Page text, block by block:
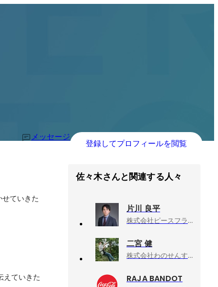
メッセージ
登録してプロフィールを閲覧
ていきた
えていきた
佐々木さんと関連する人々
片川 良平
株式会社ピースフラットシステム, 代表取締役
二宮 健
株式会社わのせんす, 第1システム部 部長
RAJA BANDOT